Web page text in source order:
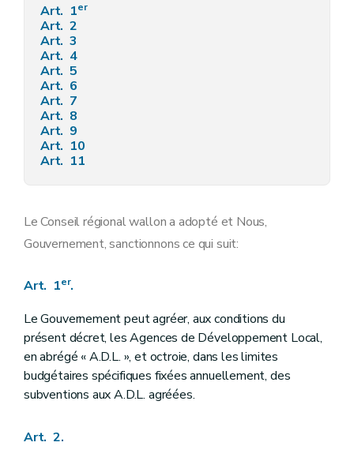
Art. 1er
Art. 2
Art. 3
Art. 4
Art. 5
Art. 6
Art. 7
Art. 8
Art. 9
Art. 10
Art. 11
Le Conseil régional wallon a adopté et Nous,
Gouvernement, sanctionnons ce qui suit:
Art. 1er.
Le Gouvernement peut agréer, aux conditions du
présent décret, les Agences de Développement Local,
en abrégé « A.D.L. », et octroie, dans les limites
budgétaires spécifiques fixées annuellement, des
subventions aux A.D.L. agréées.
Art. 2.